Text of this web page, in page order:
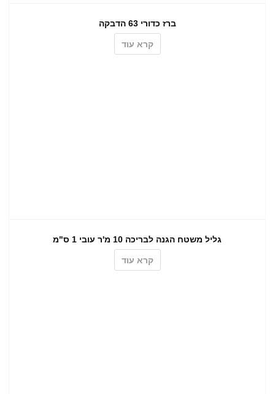
ברז כדורי 63 הדבקה
קרא עוד
גליל משטח הגנה לבריכה 10 מ'ר עובי 1 ס"מ
קרא עוד